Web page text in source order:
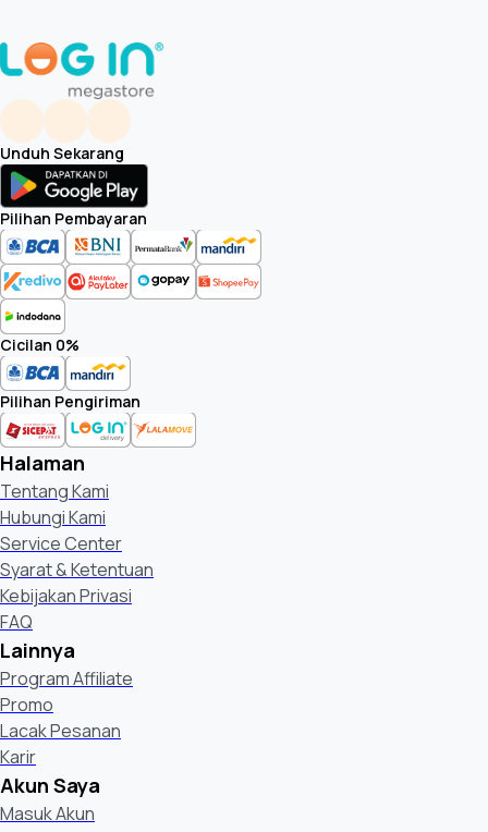
Unduh Sekarang
Pilihan Pembayaran
Cicilan 0%
Pilihan Pengiriman
Halaman
Tentang Kami
Hubungi Kami
Service Center
Syarat & Ketentuan
Kebijakan Privasi
FAQ
Lainnya
Program Affiliate
Promo
Lacak Pesanan
Karir
Akun Saya
Masuk Akun